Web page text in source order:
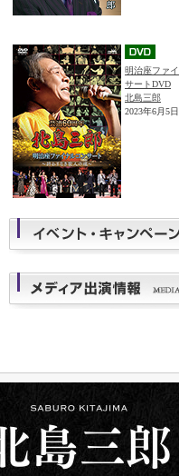
明治座ファ
サートDVD
北島三郎
2023年6月5